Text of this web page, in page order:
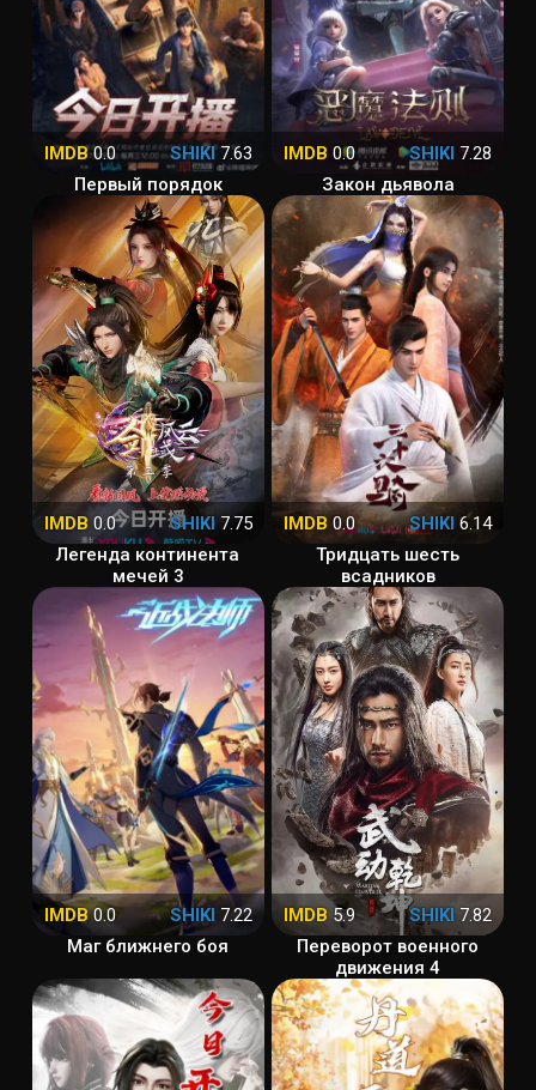
IMDB0.0 SHIKI7.63
Первый порядок
IMDB 0.0 SHIKI 7.28
Закон дьявола
IMDB 0.0 SHIKI 7.75
Легенда континента
мечей 3
IMDB 0.0 SHIKI 6.14
Тридцать шесть
всадников
IMDB0.0 SHIKI 7.22
Маг ближнего боя
IMDB 5.9 SHIKI 7.82
Переворот военного
движения 4